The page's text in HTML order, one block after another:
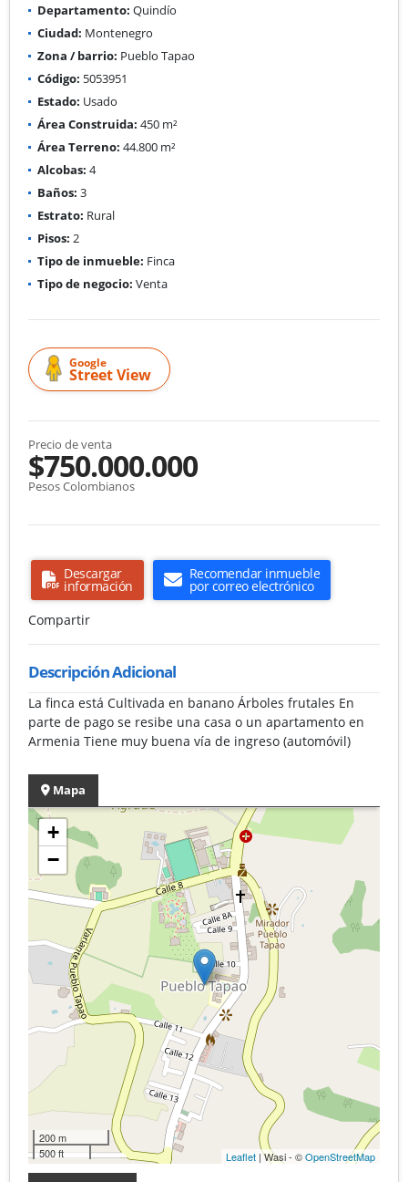
Departamento: Quindío
Ciudad: Montenegro
Zona / barrio: Pueblo Tapao
Código: 5053951
Estado: Usado
Área Construida: 450 m²
Área Terreno: 44.800 m²
Alcobas: 4
Baños: 3
Estrato: Rural
Pisos: 2
Tipo de inmueble: Finca
Tipo de negocio: Venta
Google
Street View
Precio de venta
$750.000.000
Pesos Colombianos
Descargar
información
Recomendar inmueble
por correo electrónico
Compartir
Descripción Adicional
La finca está Cultivada en banano Árboles frutales En
parte de pago se resibe una casa o un apartamento en
Armenia Tiene muy buena vía de ingreso (automóvil)
Mapa
+
−
200 m
500 ft
Leaflet | Wasi - ©OpenStreetMap